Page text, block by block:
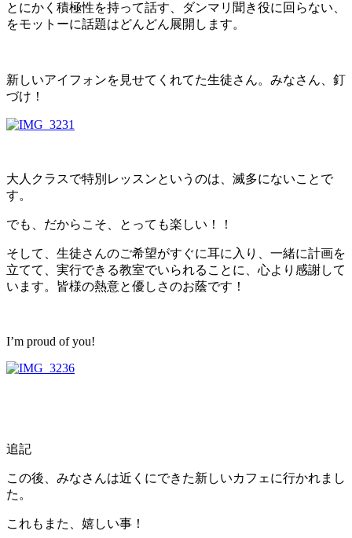
とにかく積極性を持って話す、ダンマリ聞き役に回らない、
をモットーに話題はどんどん展開します。
新しいアイフォンを見せてくれてた生徒さん。みなさん、釘
づけ！
大人クラスで特別レッスンというのは、滅多にないことで
す。
でも、だからこそ、とっても楽しい！！
そして、生徒さんのご希望がすぐに耳に入り、一緒に計画を
立てて、実行できる教室でいられることに、心より感謝して
います。皆様の熱意と優しさのお蔭です！
I’m proud of you!
追記
この後、みなさんは近くにできた新しいカフェに行かれまし
た。
これもまた、嬉しい事！